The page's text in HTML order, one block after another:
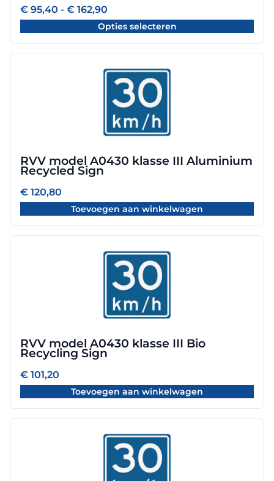
€ 95,40 - € 162,90
€ 95,40
tot
Opties selecteren
worden
op
de
RVV model A0430 klasse III Aluminium
Recycled Sign
€ 120,80
Toevoegen aan winkelwagen
RVV model A0430 klasse III Bio
Recycling Sign
€ 101,20
Toevoegen aan winkelwagen